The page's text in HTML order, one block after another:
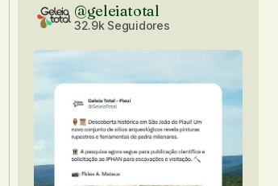
@geleiatotal
32.9k Seguidores